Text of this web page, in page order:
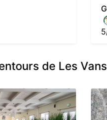
de Les Vans